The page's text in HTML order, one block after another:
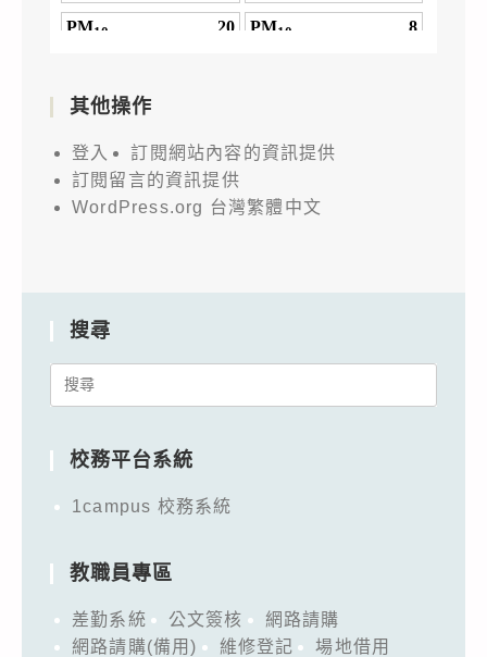
其他操作
登入
訂閱網站內容的資訊提供
訂閱留言的資訊提供
WordPress.org 台灣繁體中文
搜尋
Search
校務平台系統
1campus 校務系統
教職員專區
差勤系統 公文簽核
網路請購
網路請購(備用)
維修登記
場地借用